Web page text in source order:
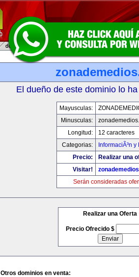
El dueño de este dominio lo
Mayusculas:
Minusculas:
Longitud:
12 caracteres
Categorias:
InformaciÃ³n
Precio:
Realizar una
Visitar!
Serán consideradas
Realizar una Oferta
Precio Ofrecido $
Otros dominios en venta: